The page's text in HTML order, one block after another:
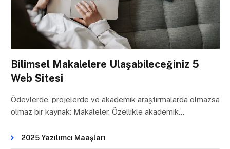
Bilimsel Makalelere Ulaşabileceğiniz 5
Web Sitesi
Ödevlerde, projelerde ve akademik araştırmalarda olmazsa
olmaz bir kaynak: Makaleler. Özellikle akademik…
2025 Yazılımcı Maaşları